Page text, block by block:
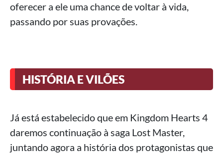
oferecer a ele uma chance de voltar à vida,
passando por suas provações.
HISTÓRIA E VILÕES
Já está estabelecido que em Kingdom Hearts 4
daremos continuação à saga Lost Master,
juntando agora a história dos protagonistas que